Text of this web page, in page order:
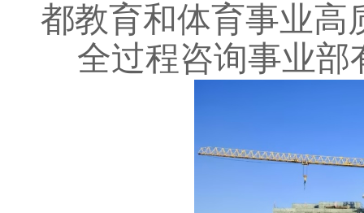
都教育和体育事业高
全过程咨询事业